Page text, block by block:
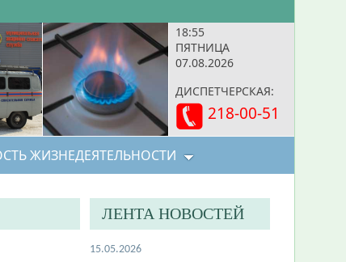
18:55
ПЯТНИЦА
07.08.2026
ДИСПЕТЧЕРСКАЯ:
218-00-51
ЖИЗНЕДЕЯТЕЛЬНОСТИ
ЛЕНТА НОВОСТЕЙ
15.05.2026